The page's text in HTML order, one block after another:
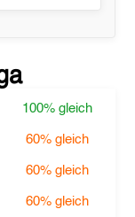
100% gleich
60% gleich
60% gleich
60% gleich